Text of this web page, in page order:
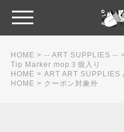
HOME > -- ART SUPPLIES --
Tip Marker mop３個入り
HOME > ART ART SUPPLIES
HOME > クーポン対象外